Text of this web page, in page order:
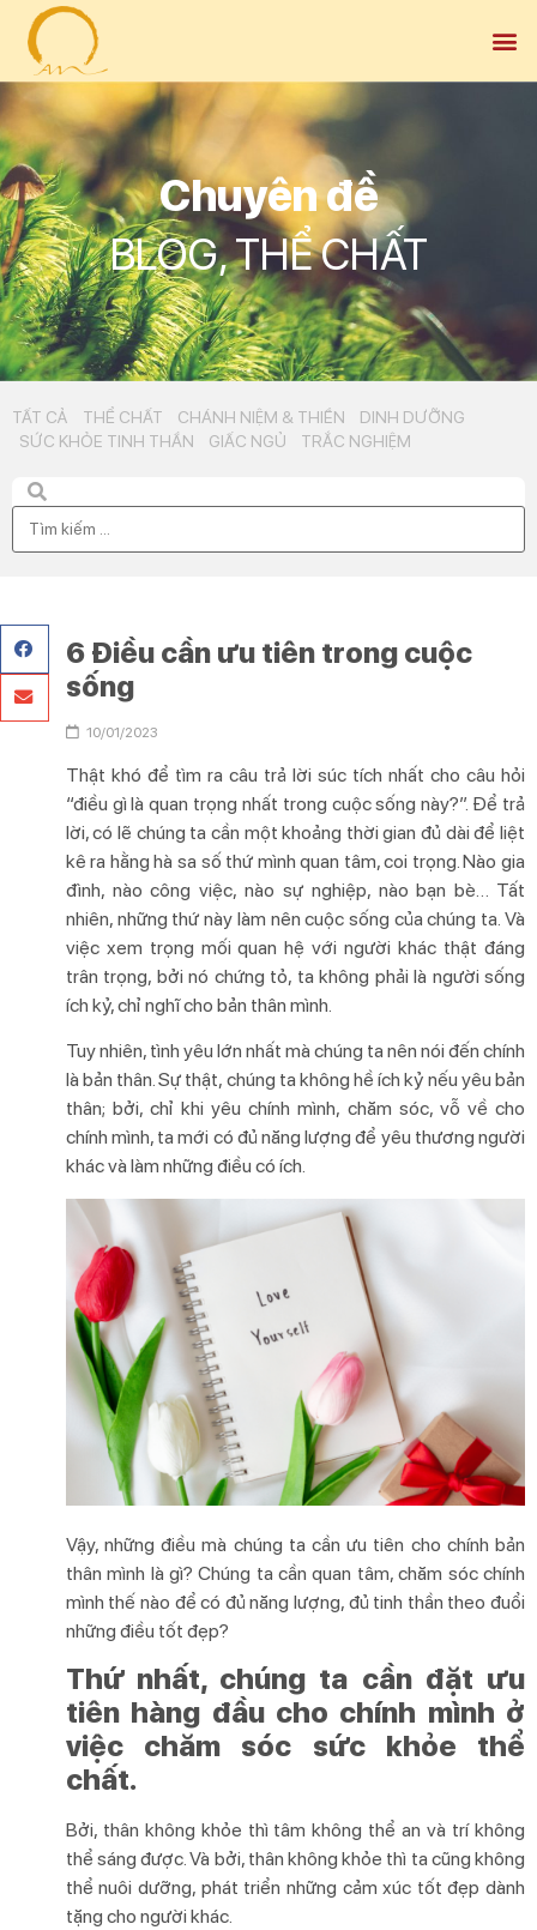
Chuyên đề
BLOG,THỂ CHẤT
TẤT CẢ THỂ CHẤT CHÁNH NIỆM & THIỀN
DINH DƯỠNG
SỨC KHỎE TINH THẦN
GIẤC NGỦ TRẮC NGHIỆM
6 Điều cần ưu tiên trong cuộc
sống
10/01/2023
Thật khó để tìm ra câu trả lời súc tích nhất cho câu hỏi
“điều gì là quan trọng nhất trong cuộc sống này?”. Để trả
lời, có lẽ chúng ta cần một khoảng thời gian đủ dài để liệt
kê ra hằng hà sa số thứ mình quan tâm, coi trọng. Nào gia
đình, nào công việc, nào sự nghiệp, nào bạn bè… Tất
nhiên, những thứ này làm nên cuộc sống của chúng ta. Và
việc xem trọng mối quan hệ với người khác thật đáng
trân trọng, bởi nó chứng tỏ, ta không phải là người sống
ích kỷ, chỉ nghĩ cho bản thân mình.
Tuy nhiên, tình yêu lớn nhất mà chúng ta nên nói đến chính
là bản thân. Sự thật, chúng ta không hề ích kỷ nếu yêu bản
thân; bởi, chỉ khi yêu chính mình, chăm sóc, vỗ về cho
chính mình, ta mới có đủ năng lượng để yêu thương người
khác và làm những điều có ích.
Vậy, những điều mà chúng ta cần ưu tiên cho chính bản
thân mình là gì? Chúng ta cần quan tâm, chăm sóc chính
mình thế nào để có đủ năng lượng, đủ tinh thần theo đuổi
những điều tốt đẹp?
Thứ nhất, chúng ta cần đặt ưu
tiên hàng đầu cho chính mình ở
việc chăm sóc sức khỏe thể
chất.
Bởi, thân không khỏe thì tâm không thể an và trí không
thể sáng được. Và bởi, thân không khỏe thì ta cũng không
thể nuôi dưỡng, phát triển những cảm xúc tốt đẹp dành
tặng cho người khác.